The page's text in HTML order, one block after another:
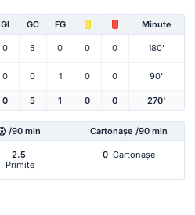
Gl GC FG Minute
0 5 0 0 0 180'
0 0 1 0 0 90'
0 5 1 0 0 270'
/90 min Cartonașe /90 min
2.5
Primite
0 Cartonașe